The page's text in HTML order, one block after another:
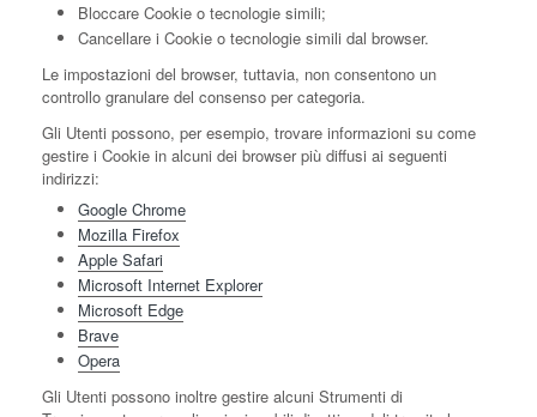
Bloccare Cookie o tecnologie simili;
Cancellare i Cookie o tecnologie simili dal browser.
Le impostazioni del browser, tuttavia, non consentono un
controllo granulare del consenso per categoria.
Gli Utenti possono, per esempio, trovare informazioni su come
gestire i Cookie in alcuni dei browser più diffusi ai seguenti
indirizzi:
Google Chrome
Mozilla Firefox
Apple Safari
Microsoft Internet Explorer
Microsoft Edge
Brave
Opera
Gli Utenti possono inoltre gestire alcuni Strumenti di